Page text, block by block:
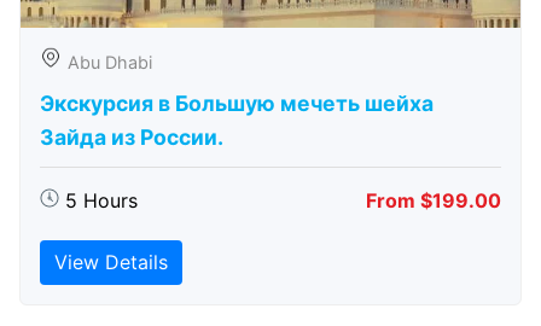
Abu Dhabi
Экскурсия в Большую мечеть шейха
Зайда из России.
5 Hours From $199.00
View Details